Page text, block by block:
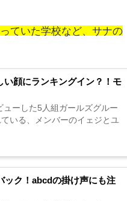
ていた学校など、サナの
い顔にランキングイン？！モ
ューした5人組ガールズグルー
いる、メンバーのイェジとユ
ック！abcdの掛け声にも注